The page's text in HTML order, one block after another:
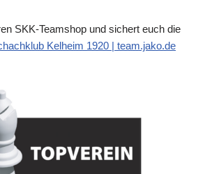
SKK-Teamshop und sichert euch die
Kelheim 1920 | team.jako.de